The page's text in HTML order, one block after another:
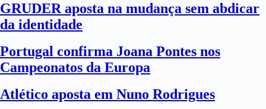
GRUDER aposta na mudança sem abdicar
da identidade
Portugal confirma Joana Pontes nos
Campeonatos da Europa
Atlético aposta em Nuno Rodrigues